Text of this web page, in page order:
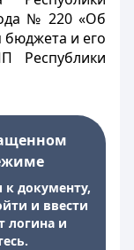
№ 220 «Об
и его
Республики
к документу,
и ввести
логина и